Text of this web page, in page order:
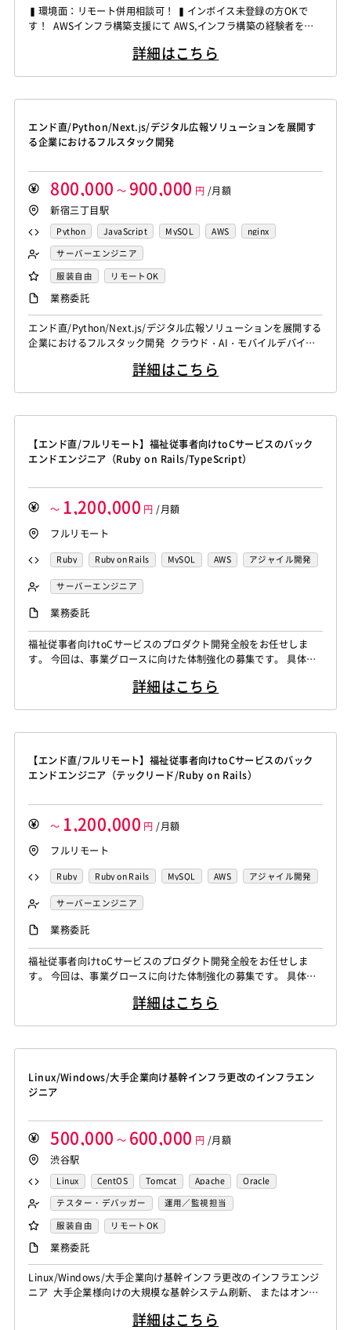
▍環境面：リモート併用相談可！ ▍インボイス未登録の方OKで
す！ AWSインフラ構築支援にて AWS,インフラ構築の経験者を募
計および構築 ・クラウド環境のセキュリティ設計および実装 ・W
詳細はこちら
エンド直/Python/Next.js/デジタル広報ソリューションを展開す
る企業におけるフルスタック開発
800,000 ～ 900,000 円 /月額
新宿三丁目駅
Python JavaScript MySQL AWS
nginx
Memcached
Django
Elasticsearch
BigQuery
サーバーエンジニア
バックエンドエンジニア（サーバーサイド）
フロントエンドエンジニア
服装自由 リモートOK
業務委託
エンド直/Python/Next.js/デジタル広報ソリューションを展開する
企業におけるフルスタック開発 クラウド・AI・モバイルデバイ
てくれるエンジニアを募集しています。 効果が見えにくい広報活
装...
詳細はこちら
【エンド直/フルリモート】福祉従事者向けtoCサービスのバック
エンドエンジニア（Ruby on Rails/TypeScript）
～ 1,200,000 円 /月額
フルリモート
Ruby Ruby on Rails MySQL AWS
アジャイル開発
nginx
TypeScript
サーバーエンジニア
バックエンドエンジニア（サーバーサイド）
業務委託
福祉従事者向けtoCサービスのプロダクト開発全般をお任せしま
す。 今回は、事業グロースに向けた体制強化の募集です。 具体的
チングプラットフォーム、 福祉業界向けの人材紹介、求人機能な
ジニアリング領域全般をミッシ...
詳細はこちら
【エンド直/フルリモート】福祉従事者向けtoCサービスのバック
エンドエンジニア（テックリード/Ruby on Rails）
～ 1,200,000 円 /月額
フルリモート
Ruby Ruby on Rails MySQL AWS
アジャイル開発
nginx
TypeScript
サーバーエンジニア
バックエンドエンジニア（サーバーサイド）
業務委託
福祉従事者向けtoCサービスのプロダクト開発全般をお任せしま
す。 今回は、事業グロースに向けた体制強化の募集です。 具体的
チングプラットフォーム、福祉業界向けの人材紹介、求人機能など
ニアリング領域全般をミッション...
詳細はこちら
Linux/Windows/大手企業向け基幹インフラ更改のインフラエン
ジニア
500,000 ～ 600,000 円 /月額
渋谷駅
Linux CentOS Tomcat Apache
Oracle
PostgreSQL
AWS nginx VMware
テスター・デバッガー
運用／監視担当
サーバーエンジニア
服装自由 リモートOK
業務委託
Linux/Windows/大手企業向け基幹インフラ更改のインフラエンジ
ニア 大手企業様向けの大規模な基幹システム刷新、 またはオンプ
ーインフラ（Linux/Windows）の設計・構築・テスト工程をご担
詳細はこちら